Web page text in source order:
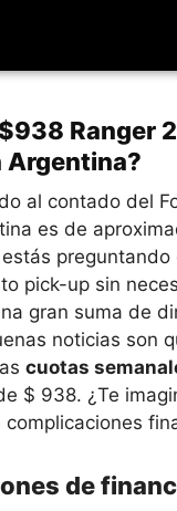
Ranger
Argentina?
al contado del
es de
preguntando
pick-up sin
gran suma de
noticias son
cuotas
$ 938. ¿Te
complicaciones
de